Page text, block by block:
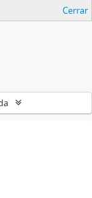
Cerrar